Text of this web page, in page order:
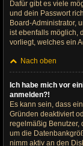
Dafür gibt es viele
und dein Passwort
Board-Administrator,
ist ebenfalls möglich,
vorliegt, welches ein
Nach oben
Ich habe mich vor
anmelden?!
Es kann sein, dass
Gründen deaktiviert
regelmäßig Benutzer,
um die
nimm aktiv an den